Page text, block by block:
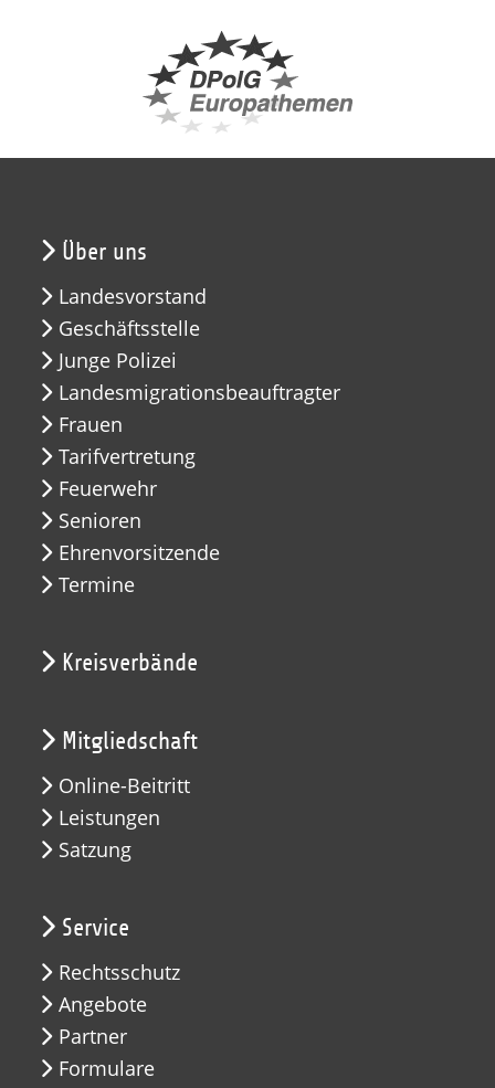
Über uns
Landesvorstand
Geschäftsstelle
Junge Polizei
Landesmigrationsbeauftragter
Frauen
Tarifvertretung
Feuerwehr
Senioren
Ehrenvorsitzende
Termine
Kreisverbände
Mitgliedschaft
Online-Beitritt
Leistungen
Satzung
Service
Rechtsschutz
Angebote
Partner
Formulare